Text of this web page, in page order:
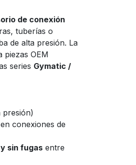
de conexión
tuberías o
de alta presión. La
piezas OEM
series Gymatic /
presión)
conexiones de
sin fugas entre